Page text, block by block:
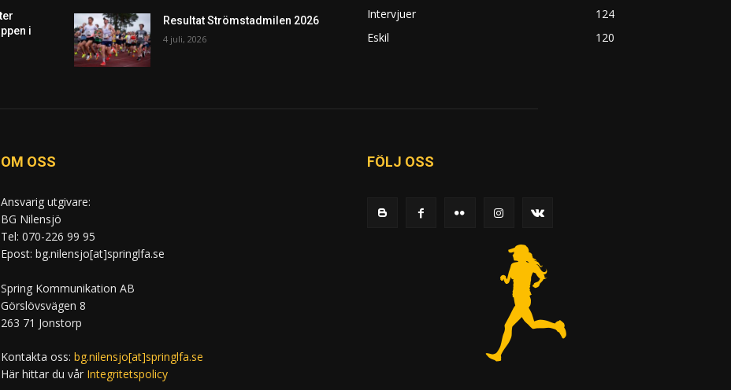
i
Resultat Strömstadmilen 2026
4 juli, 2026
Intervjuer
124
Eskil
120
OM OSS
Ansvarig utgivare:
BG Nilensjö
Tel: 070-226 99 95
Epost: bg.nilensjo[at]springlfa.se
Spring Kommunikation AB
Görslövsvägen 8
263 71 Jonstorp
Kontakta oss: bg.nilensjo[at]springlfa.se
Här hittar du vår Integritetspolicy
FÖLJ OSS